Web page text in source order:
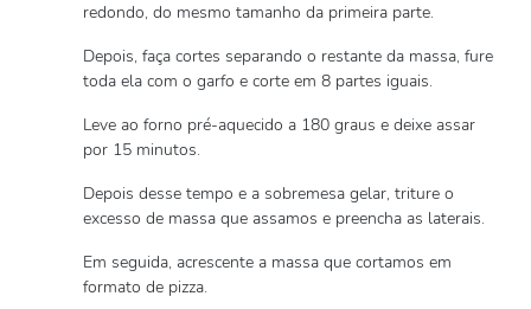
redondo, do mesmo tamanho da primeira parte.
Depois, faça cortes separando o restante da massa, fure
toda ela com o garfo e corte em 8 partes iguais.
Leve ao forno pré-aquecido a 180 graus e deixe assar
por 15 minutos.
Depois desse tempo e a sobremesa gelar, triture o
excesso de massa que assamos e preencha as laterais.
Em seguida, acrescente a massa que cortamos em
formato de pizza.